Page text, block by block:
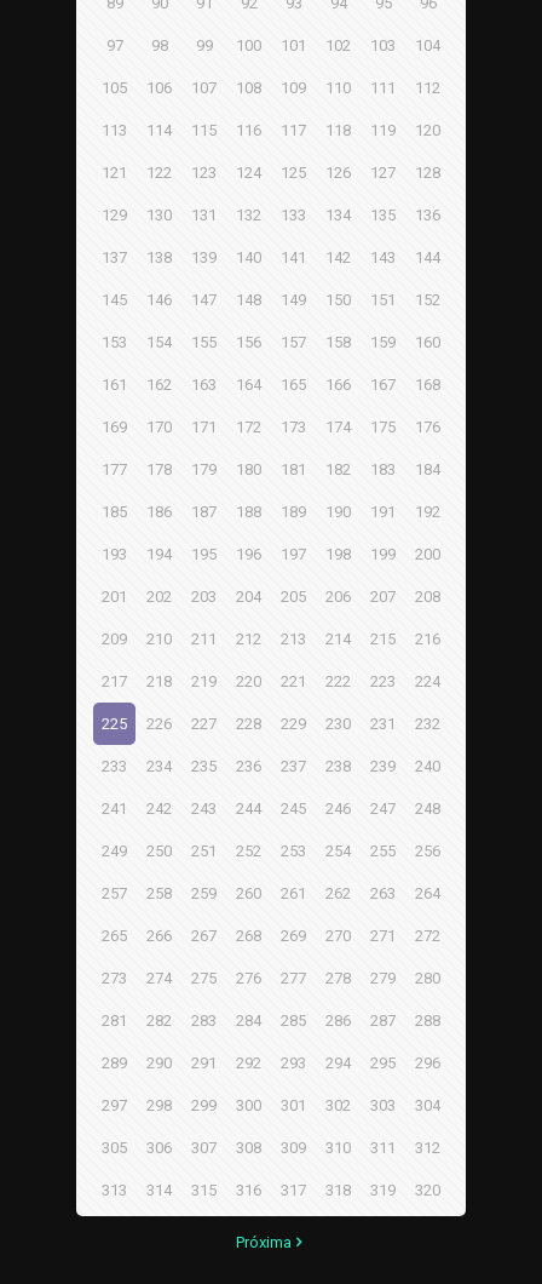
97 98 99 100 101 102 103 104
105 106 107 108 109 110 111 112
113 114 115 116 117 118 119 120
121 122 123 124 125 126 127 128
129 130 131 132 133 134 135 136
137 138 139 140 141 142 143 144
145 146 147 148 149 150 151 152
153 154 155 156 157 158 159 160
161 162 163 164 165 166 167 168
169 170 171 172 173 174 175 176
177 178 179 180 181 182 183 184
185 186 187 188 189 190 191 192
193 194 195 196 197 198 199 200
201 202 203 204 205 206 207 208
209 210 211 212 213 214 215 216
217 218 219 220 221 222 223 224
225 226 227 228 229 230 231 232
233 234 235 236 237 238 239 240
241 242 243 244 245 246 247 248
249 250 251 252 253 254 255 256
257 258 259 260 261 262 263 264
265 266 267 268 269 270 271 272
273 274 275 276 277 278 279 280
281 282 283 284 285 286 287 288
289 290 291 292 293 294 295 296
297 298 299 300 301 302 303 304
305 306 307 308 309 310 311 312
313 314 315 316 317 318 319 320
Próxima